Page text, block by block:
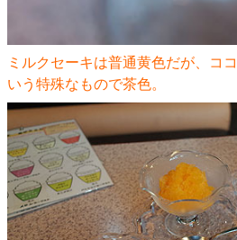
ミルクセーキは普通黄色だが、コ
いう特殊なもので茶色。